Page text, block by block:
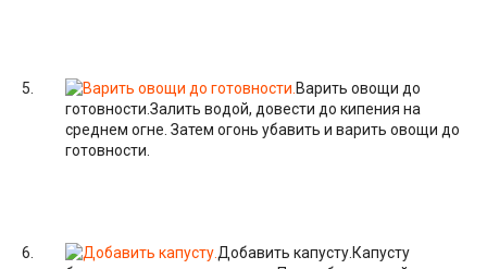
Варить овощи до
готовности. Залить водой, довести до кипения на
среднем огне. Затем огонь убавить и варить овощи до
готовности.
Добавить капусту. Капусту